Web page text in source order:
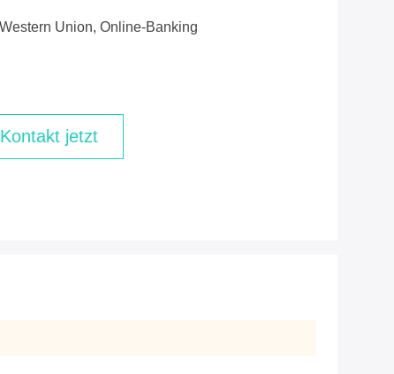
Union, Online-Banking
Kontakt jetzt